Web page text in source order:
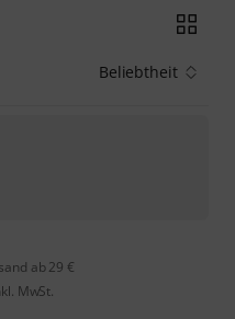
Beliebtheit
ab 29 €
MwSt.